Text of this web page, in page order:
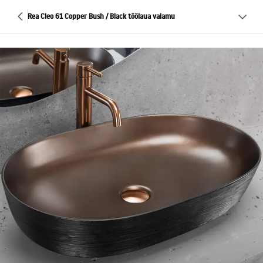
Rea Cleo 61 Copper Bush / Black töölaua valamu